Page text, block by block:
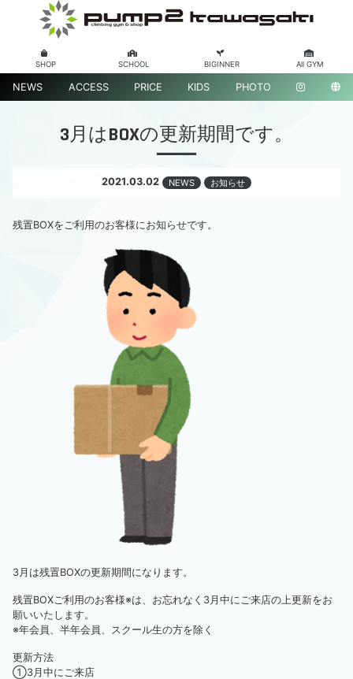
SHOP SCHOOL BIGINNER All GYM
NEWS ACCESS PRICE KIDS PHOTO
3月はBOXの更新期間です。
2021.03.02 NEWS お知らせ
残置BOXをご利用のお客様にお知らせです。
3月は残置BOXの更新期間になります。
残置BOXご利用のお客様※は、お忘れなく3月中にご来店の上更新をお
願いいたします。
※年会員、半年会員、スクール生の方を除く
更新方法
①3月中にご来店